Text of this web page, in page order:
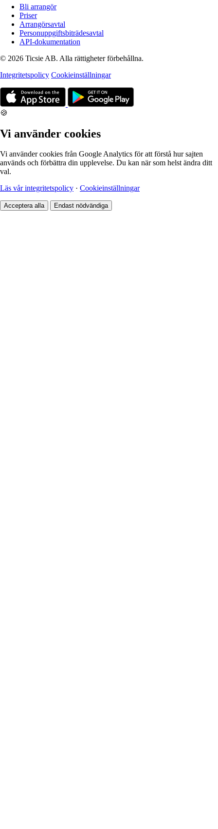
Bli arrangör
Priser
Arrangörsavtal
Personuppgiftsbiträdesavtal
API-dokumentation
© 2026 Ticsie AB. Alla rättigheter förbehållna.
Integritetspolicy Cookieinställningar
🍪
Vi använder cookies
Vi använder cookies från Google Analytics för att förstå hur sajten
används och förbättra din upplevelse. Du kan när som helst ändra ditt
val.
Läs vår integritetspolicy · Cookieinställningar
Acceptera alla Endast nödvändiga